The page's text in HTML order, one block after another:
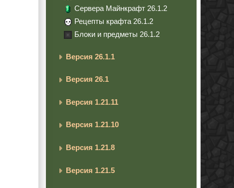
Сервера Майнкрафт 26.1.2
Рецепты крафта 26.1.2
Блоки и предметы 26.1.2
Версия 26.1.1
Версия 26.1
Версия 1.21.11
Версия 1.21.10
Версия 1.21.8
Версия 1.21.5